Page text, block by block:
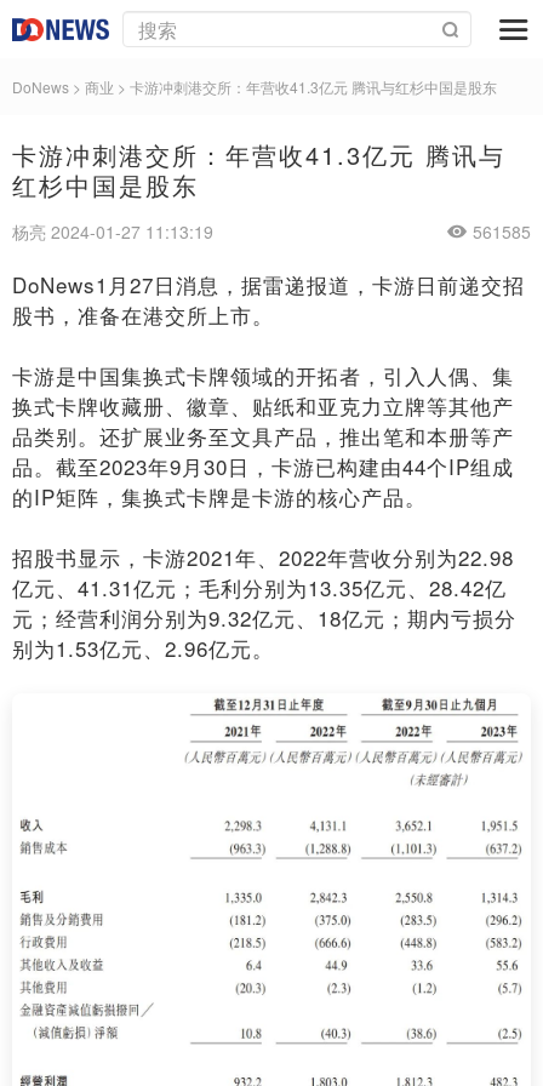
DoNews > 商业 > 卡游冲刺港交所：年营收41.3亿元 腾讯与红杉中国是股东
卡游冲刺港交所：年营收41.3亿元 腾讯与
红杉中国是股东
杨亮 2024-01-27 11:13:19 561585
DoNews1月27日消息，据雷递报道，卡游日前递交招
股书，准备在港交所上市。
卡游是中国集换式卡牌领域的开拓者，引入人偶、集
换式卡牌收藏册、徽章、贴纸和亚克力立牌等其他产
品类别。还扩展业务至文具产品，推出笔和本册等产
品。截至2023年9月30日，卡游已构建由44个IP组成
的IP矩阵，集换式卡牌是卡游的核心产品。
招股书显示，卡游2021年、2022年营收分别为22.98
亿元、41.31亿元；毛利分别为13.35亿元、28.42亿
元；经营利润分别为9.32亿元、18亿元；期内亏损分
别为1.53亿元、2.96亿元。